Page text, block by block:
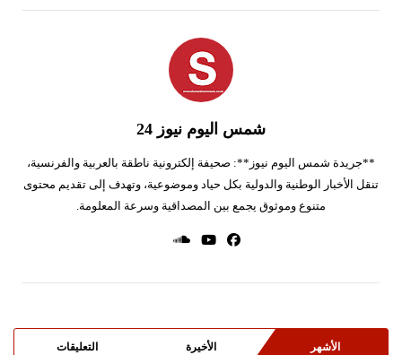
شمس اليوم نيوز 24
**جريدة شمس اليوم نيوز**: صحيفة إلكترونية ناطقة بالعربية والفرنسية،
تنقل الأخبار الوطنية والدولية بكل حياد وموضوعية، وتهدف إلى تقديم محتوى
متنوع وموثوق يجمع بين المصداقية وسرعة المعلومة.
الأشهر الأخيرة التعليقات